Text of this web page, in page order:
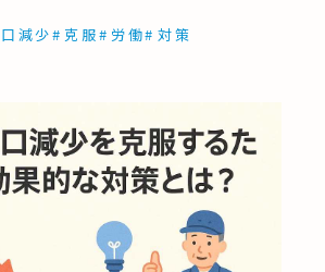
減少# 克服# 労働# 対策